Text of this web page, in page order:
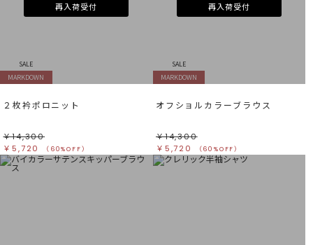
再入荷受付
SALE
MARKDOWN
２枚衿ポロニット
￥14,300
￥5,720
（60%OFF）
再入荷受付
SALE
MARKDOWN
オフショルカラーブラウス
￥14,300
￥5,720
（60%OFF）